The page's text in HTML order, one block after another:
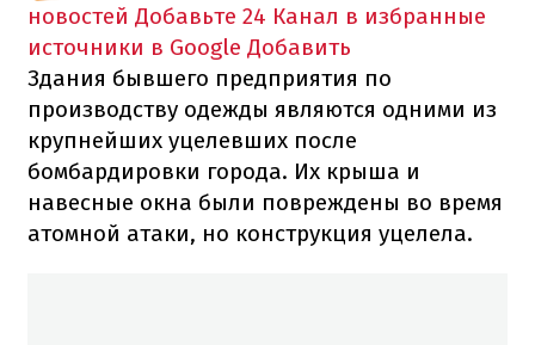
новостей Добавьте 24 Канал в избранные
источники в Google Добавить
Здания бывшего предприятия по
производству одежды являются одними из
крупнейших уцелевших после
бомбардировки города. Их крыша и
навесные окна были повреждены во время
атомной атаки, но конструкция уцелела.